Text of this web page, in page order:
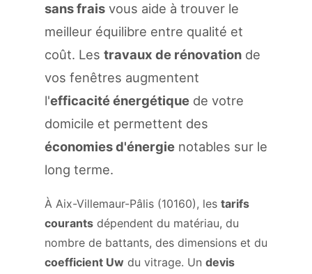
sans frais vous aide à trouver le
meilleur équilibre entre qualité et
coût. Les travaux de rénovation de
vos fenêtres augmentent
l'efficacité énergétique de votre
domicile et permettent des
économies d'énergie notables sur le
long terme.
À Aix-Villemaur-Pâlis (10160), les tarifs
courants dépendent du matériau, du
nombre de battants, des dimensions et du
coefficient Uw du vitrage. Un devis